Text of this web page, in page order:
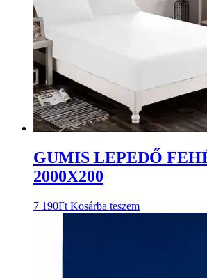
GUMIS LEPEDŐ
2000X200
7 190Ft Kosárba teszem